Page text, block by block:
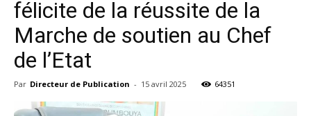
félicite de la réussite de la
Marche de soutien au Chef
de l’Etat
Par Directeur de Publication - 15 avril 2025 64351